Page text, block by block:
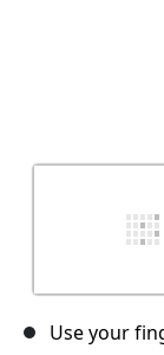
Use your